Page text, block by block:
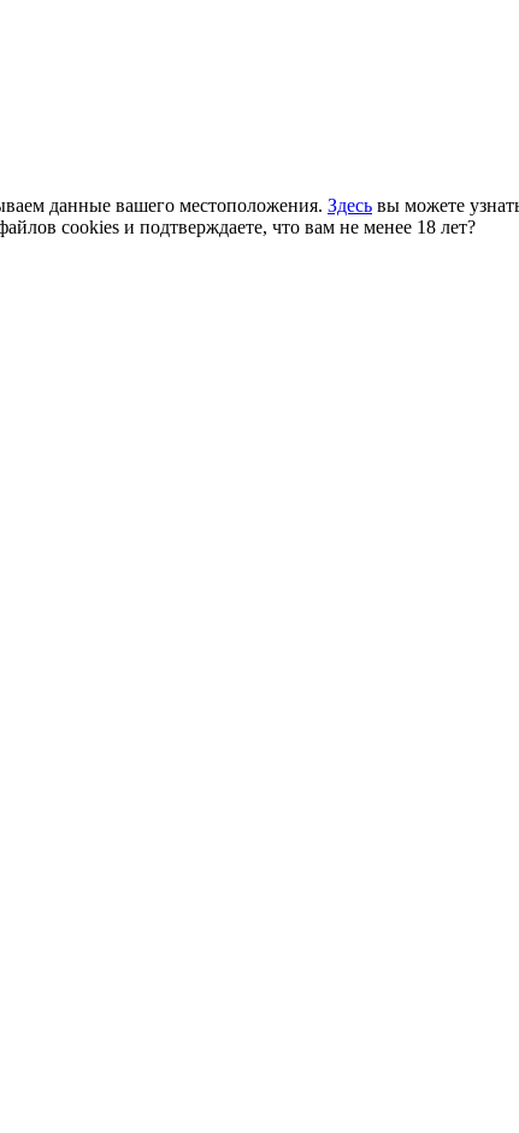
данные вашего местоположения. Здесь вы можете
cookies и подтверждаете, что вам не менее 18 лет?